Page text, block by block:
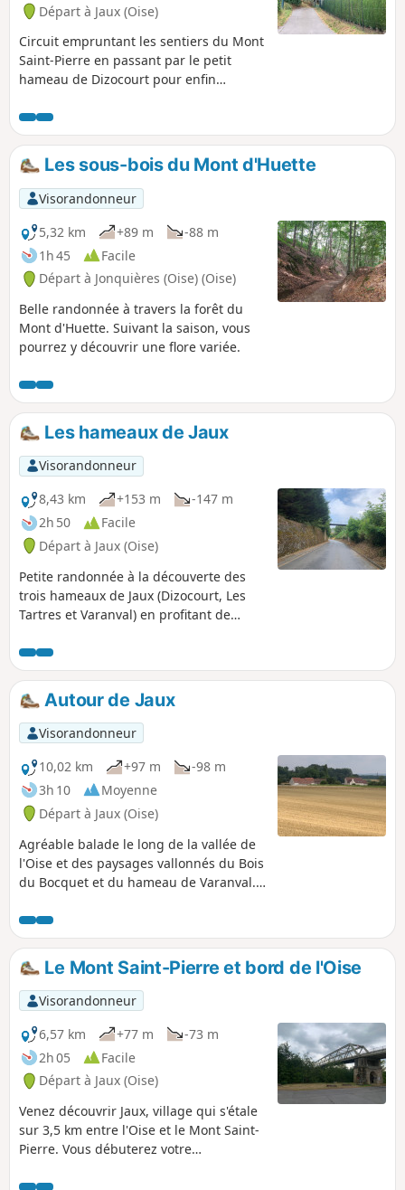
Départ à Jaux (Oise)
Circuit empruntant les sentiers du Mont
Saint-Pierre en passant par le petit
hameau de Dizocourt pour enfin
Les sous-bois du Mont d'Huette
Visorandonneur
5,32 km
+89 m
-88 m
1h 45
Facile
Départ à Jonquières (Oise) (Oise)
Belle randonnée à travers la forêt du
Mont d'Huette. Suivant la saison, vous
pourrez y découvrir une flore variée.
Les hameaux de Jaux
Visorandonneur
8,43 km
+153 m
-147 m
2h 50
Facile
Départ à Jaux (Oise)
Petite randonnée à la découverte des
trois hameaux de Jaux (Dizocourt, Les
Tartres et Varanval) en profitant de
l'Oise.
Autour de Jaux
Visorandonneur
10,02 km
+97 m
-98 m
3h 10
Moyenne
Départ à Jaux (Oise)
Agréable balade le long de la vallée de
l'Oise et des paysages vallonnés du Bois
du Bocquet et du hameau de Varanval.
Compiègne et la Croix Saint-Ouen
séparé de Jaux par l'Oise. Vous gravirez
la pente au bord d'Armancourt,
traverserez Varanval en limite de
Jonquières pour redescendre sur Jaux
avec la commune de Venette sur votre
gauche.
Le Mont Saint-Pierre et bord de l'Oise
Visorandonneur
6,57 km
+77 m
-73 m
2h 05
Facile
Départ à Jaux (Oise)
Venez découvrir Jaux, village qui s'étale
sur 3,5 km entre l'Oise et le Mont Saint-
Pierre. Vous débuterez votre